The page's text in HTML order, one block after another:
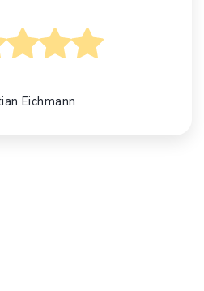
Eichmann